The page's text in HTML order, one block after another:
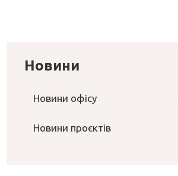
Новини
Новини офісу
Новини проєктів